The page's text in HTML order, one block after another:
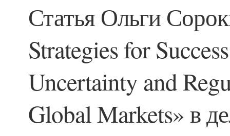
Статья Ольги
Strategies for
Uncertainty and
Global Markets» в